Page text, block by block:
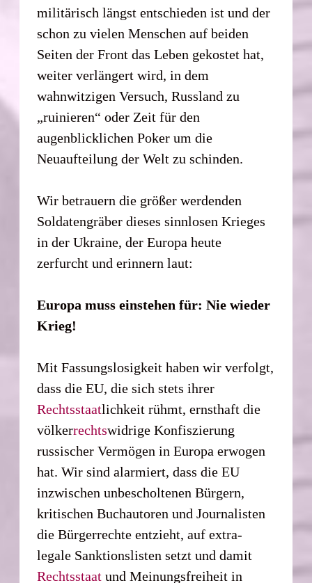
militärisch längst entschieden ist und der
schon zu vielen Menschen auf beiden
Seiten der Front das Leben gekostet hat,
weiter verlängert wird, in dem
wahnwitzigen Versuch, Russland zu
„ruinieren“ oder Zeit für den
augenblicklichen Poker um die
Neuaufteilung der Welt zu schinden.
Wir betrauern die größer werdenden
Soldatengräber dieses sinnlosen Krieges
in der Ukraine, der Europa heute
zerfurcht und erinnern laut:
Europa muss einstehen für: Nie wieder
Krieg!
Mit Fassungslosigkeit haben wir verfolgt,
dass die EU, die sich stets ihrer
Rechtsstaatlichkeit rühmt, ernsthaft die
völkerrechtswidrige Konfiszierung
russischer Vermögen in Europa erwogen
hat. Wir sind alarmiert, dass die EU
inzwischen unbescholtenen Bürgern,
kritischen Buchautoren und Journalisten
die Bürgerrechte entzieht, auf extra-
legale Sanktionslisten setzt und damit
Rechtsstaat und Meinungsfreiheit in